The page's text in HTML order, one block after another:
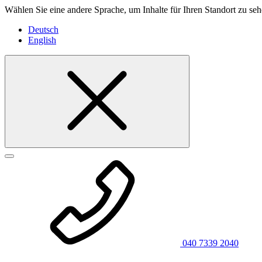
Wählen Sie eine andere Sprache, um Inhalte für Ihren Standort zu
Deutsch
English
040 7339 2040